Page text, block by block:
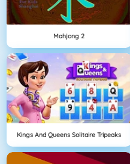
Mahjong 2
Kings And Queens Solitaire Tripeaks